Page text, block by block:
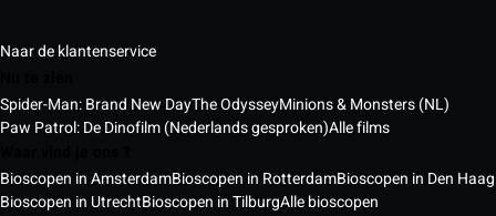
Naar de klantenservice
Spider-Man: Brand New DayThe OdysseyMinions & Monsters (NL)
Paw Patrol: De Dinofilm (Nederlands gesproken)Alle films
Bioscopen in AmsterdamBioscopen in RotterdamBioscopen in Den Haag
Bioscopen in UtrechtBioscopen in TilburgAlle bioscopen